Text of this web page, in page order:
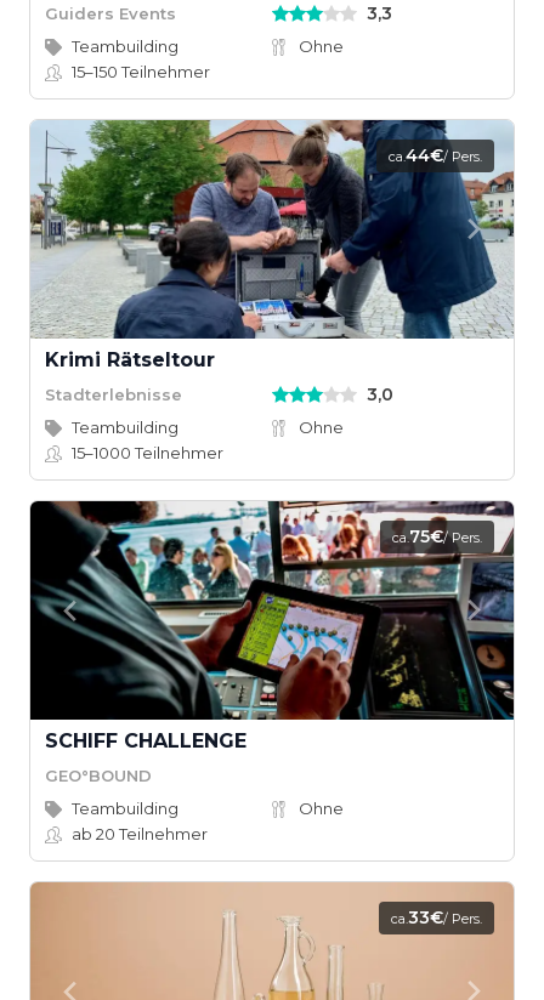
Guiders Events 3,3
Teambuilding
Ohne
15–150Teilnehmer
ca.44€/ Pers.
Krimi Rätseltour
Stadterlebnisse 3,0
Teambuilding
Ohne
15–1000Teilnehmer
ca.75€/ Pers.
SCHIFF CHALLENGE
GEO°BOUND
Teambuilding
Ohne
ab 20Teilnehmer
ca.33€/ Pers.